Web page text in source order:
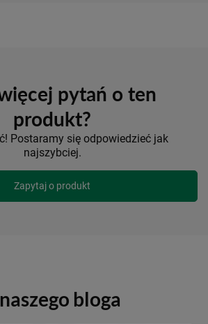
pytań o ten
produkt?
Postaramy się odpowiedzieć jak
najszybciej.
Zapytaj o produkt
bloga